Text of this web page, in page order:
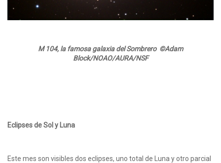
M 104, la famosa galaxia del Sombrero ©Adam
Block/NOAO/AURA/NSF
Eclipses de Sol y Luna
Este mes son visibles dos eclipses, uno total de Luna y otro parcial